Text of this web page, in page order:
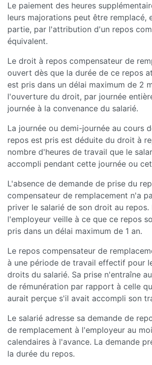
Le paiement des heures
leurs majorations peut être remplacé,
partie, par l'attribution d'un repos
équivalent.
Le droit à repos compensateur de
ouvert dès que la durée de ce repos
est pris dans un délai maximum de 2
l'ouverture du droit, par journée
journée à la convenance du salarié.
La journée ou demi-journée au cours
repos est pris est déduite du droit à
nombre d'heures de travail que le
accompli pendant cette journée ou
L'absence de demande de prise du
compensateur de remplacement n'a
priver le salarié de son droit au repos.
l'employeur veille à ce que ce repos
pris dans un délai maximum de 1 an.
Le repos compensateur de
à une période de travail effectif pour
droits du salarié. Sa prise n'entraîne
de rémunération par rapport à celle
aurait perçue s'il avait accompli son
Le salarié adresse sa demande de
de remplacement à l'employeur au
calendaires à l'avance. La demande
la durée du repos.